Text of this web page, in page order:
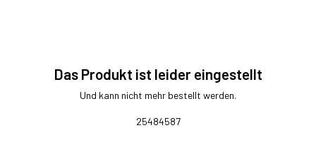
Das Produkt ist leider eingestellt
Und kann nicht mehr bestellt werden.
25484587